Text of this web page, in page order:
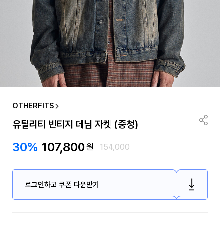
OTHERFITS
유틸리티 빈티지 데님 자켓 (중청)
30% 107,800원 154,000
로그인하고 쿠폰 다운받기